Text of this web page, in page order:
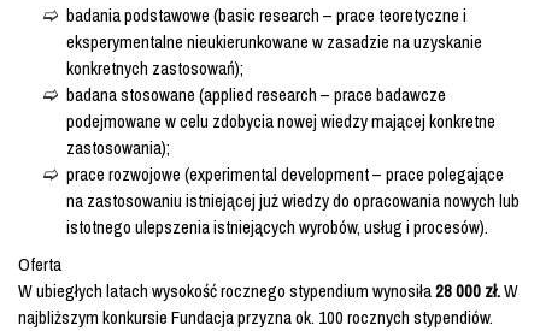
badania podstawowe (basic research – prace teoretyczne i
eksperymentalne nieukierunkowane w zasadzie na uzyskanie
konkretnych zastosowań);
badana stosowane (applied research – prace badawcze
podejmowane w celu zdobycia nowej wiedzy mającej konkretne
zastosowania);
prace rozwojowe (experimental development – prace polegające
na zastosowaniu istniejącej już wiedzy do opracowania nowych lub
istotnego ulepszenia istniejących wyrobów, usług i procesów).
Oferta
W ubiegłych latach wysokość rocznego stypendium wynosiła28 000 zł.W
najbliższym konkursie Fundacja przyzna ok. 100 rocznych stypendiów.